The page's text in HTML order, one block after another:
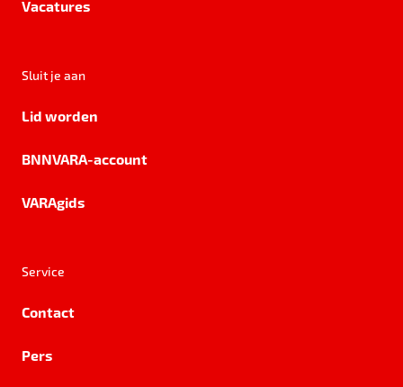
Vacatures
Sluit je aan
Lid worden
BNNVARA-account
VARAgids
Service
Contact
Pers